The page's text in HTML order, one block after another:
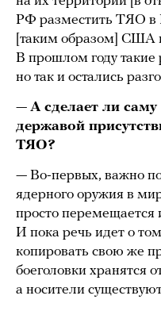
РФ разместить ТЯО в
[таким образом] США
В прошлом году такие
но так и остались
— А сделает ли
державой
ТЯО?
— Во-первых, важно
ядерного оружия в
просто перемещается
И пока речь идет о
копировать свою же
боеголовки хранятся
а носители